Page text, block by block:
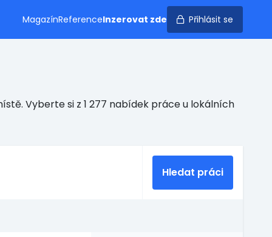
MagazínReferenceInzerovat zde Přihlásit se
Vyberte si z 1 277 nabídek práce u lokálních
Hledat práci